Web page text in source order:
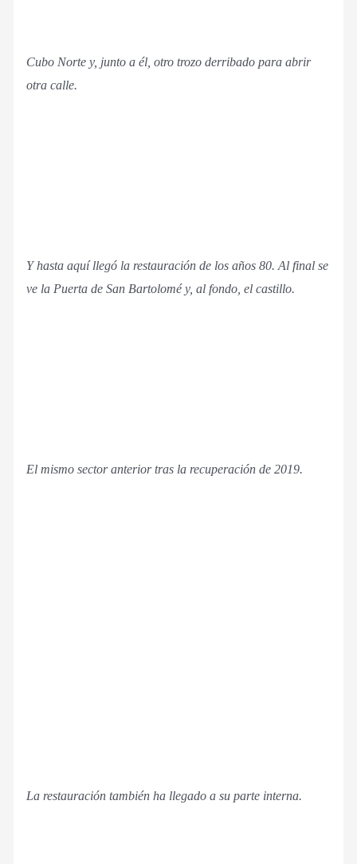
Cubo Norte y, junto a él, otro trozo derribado para abrir
otra calle.
Y hasta aquí llegó la restauración de los años 80. Al final se
ve la Puerta de San Bartolomé y, al fondo, el castillo.
El mismo sector anterior tras la recuperación de 2019.
La restauración también ha llegado a su parte interna.